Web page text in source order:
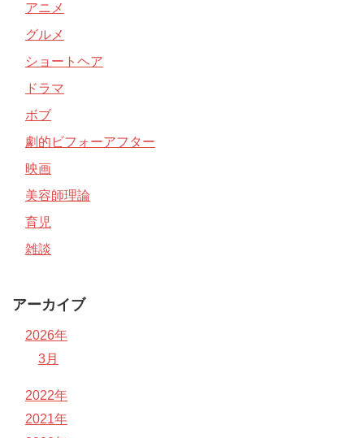
アニメ
グルメ
ショートヘア
ドラマ
ボブ
劇的ビフォーアフター
映画
美容師理論
育児
雑談
アーカイブ
2026年
3月
2022年
2021年